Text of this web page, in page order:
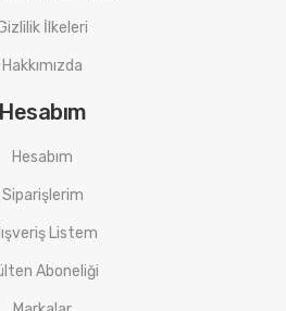
İlkeleri
Hakkımızda
Hesabım
Hesabım
Siparişlerim
Listem
Aboneliği